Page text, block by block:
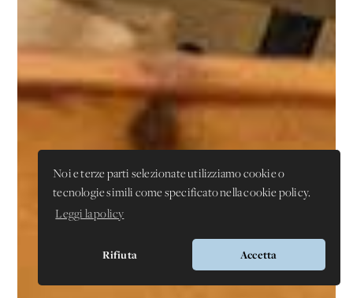
Noi e terze parti selezionate utilizziamo cookie o
tecnologie simili come specificato nella cookie policy.
Leggi la policy
Rifiuta Accetta